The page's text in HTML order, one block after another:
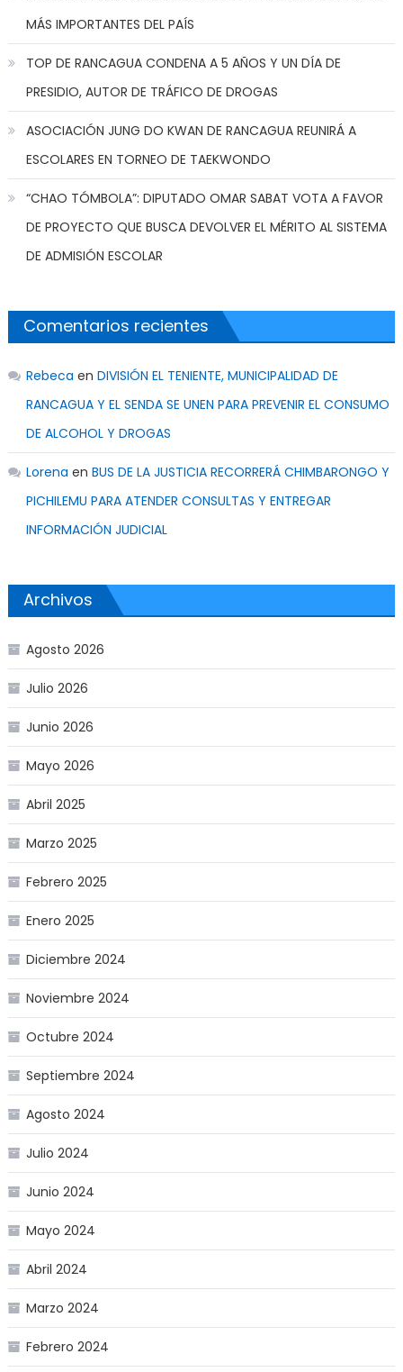
MÁS IMPORTANTES DEL PAÍS
TOP DE RANCAGUA CONDENA A 5 AÑOS Y UN DÍA DE
PRESIDIO, AUTOR DE TRÁFICO DE DROGAS
ASOCIACIÓN JUNG DO KWAN DE RANCAGUA REUNIRÁ A
ESCOLARES EN TORNEO DE TAEKWONDO
“CHAO TÓMBOLA”: DIPUTADO OMAR SABAT VOTA A FAVOR
DE PROYECTO QUE BUSCA DEVOLVER EL MÉRITO AL SISTEMA
DE ADMISIÓN ESCOLAR
Comentarios recientes
Rebeca en DIVISIÓN EL TENIENTE, MUNICIPALIDAD DE
RANCAGUA Y EL SENDA SE UNEN PARA PREVENIR EL CONSUMO
DE ALCOHOL Y DROGAS
Lorena en BUS DE LA JUSTICIA RECORRERÁ CHIMBARONGO Y
PICHILEMU PARA ATENDER CONSULTAS Y ENTREGAR
INFORMACIÓN JUDICIAL
Archivos
Agosto 2026
Julio 2026
Junio 2026
Mayo 2026
Abril 2025
Marzo 2025
Febrero 2025
Enero 2025
Diciembre 2024
Noviembre 2024
Octubre 2024
Septiembre 2024
Agosto 2024
Julio 2024
Junio 2024
Mayo 2024
Abril 2024
Marzo 2024
Febrero 2024